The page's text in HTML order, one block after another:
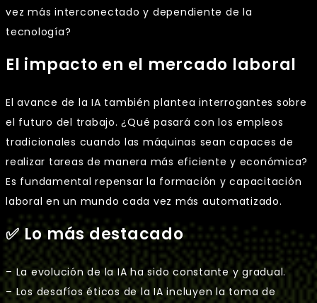
vez más interconectado y dependiente de la
tecnología?
El impacto en el mercado laboral
El avance de la IA también plantea interrogantes sobre
el futuro del trabajo. ¿Qué pasará con los empleos
tradicionales cuando las máquinas sean capaces de
realizar tareas de manera más eficiente y económica?
Es fundamental repensar la formación y capacitación
laboral en un mundo cada vez más automatizado.
✅ Lo más destacado
– La evolución de la IA ha sido constante y gradual.
– Los desafíos éticos de la IA incluyen la toma de